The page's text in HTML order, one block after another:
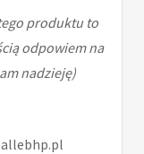
produktu to
odpowiem na
nadzieję)